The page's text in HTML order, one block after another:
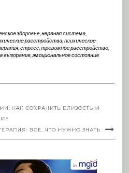
здоровье, нервная система,
расстройства психическое
стресс тревожное расстройство
выгорание эмоциональное состояние
КАК СОХРАНИТЬ БЛИЗОСТЬ И
ВСЕ, ЧТО НУЖНО ЗНАТЬ